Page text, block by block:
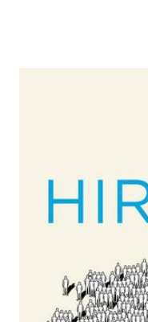
Warum nur
Zusammenhalt
Liya Yu